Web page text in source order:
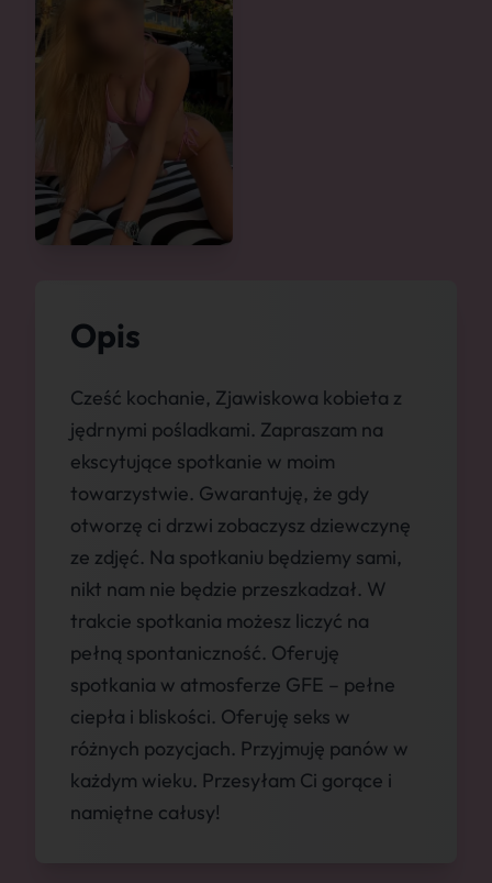
Opis
Cześć kochanie, Zjawiskowa kobieta z
jędrnymi pośladkami. Zapraszam na
ekscytujące spotkanie w moim
towarzystwie. Gwarantuję, że gdy
otworzę ci drzwi zobaczysz dziewczynę
ze zdjęć. Na spotkaniu będziemy sami,
nikt nam nie będzie przeszkadzał. W
trakcie spotkania możesz liczyć na
pełną spontaniczność. Oferuję
spotkania w atmosferze GFE – pełne
ciepła i bliskości. Oferuję seks w
różnych pozycjach. Przyjmuję panów w
każdym wieku. Przesyłam Ci gorące i
namiętne całusy!